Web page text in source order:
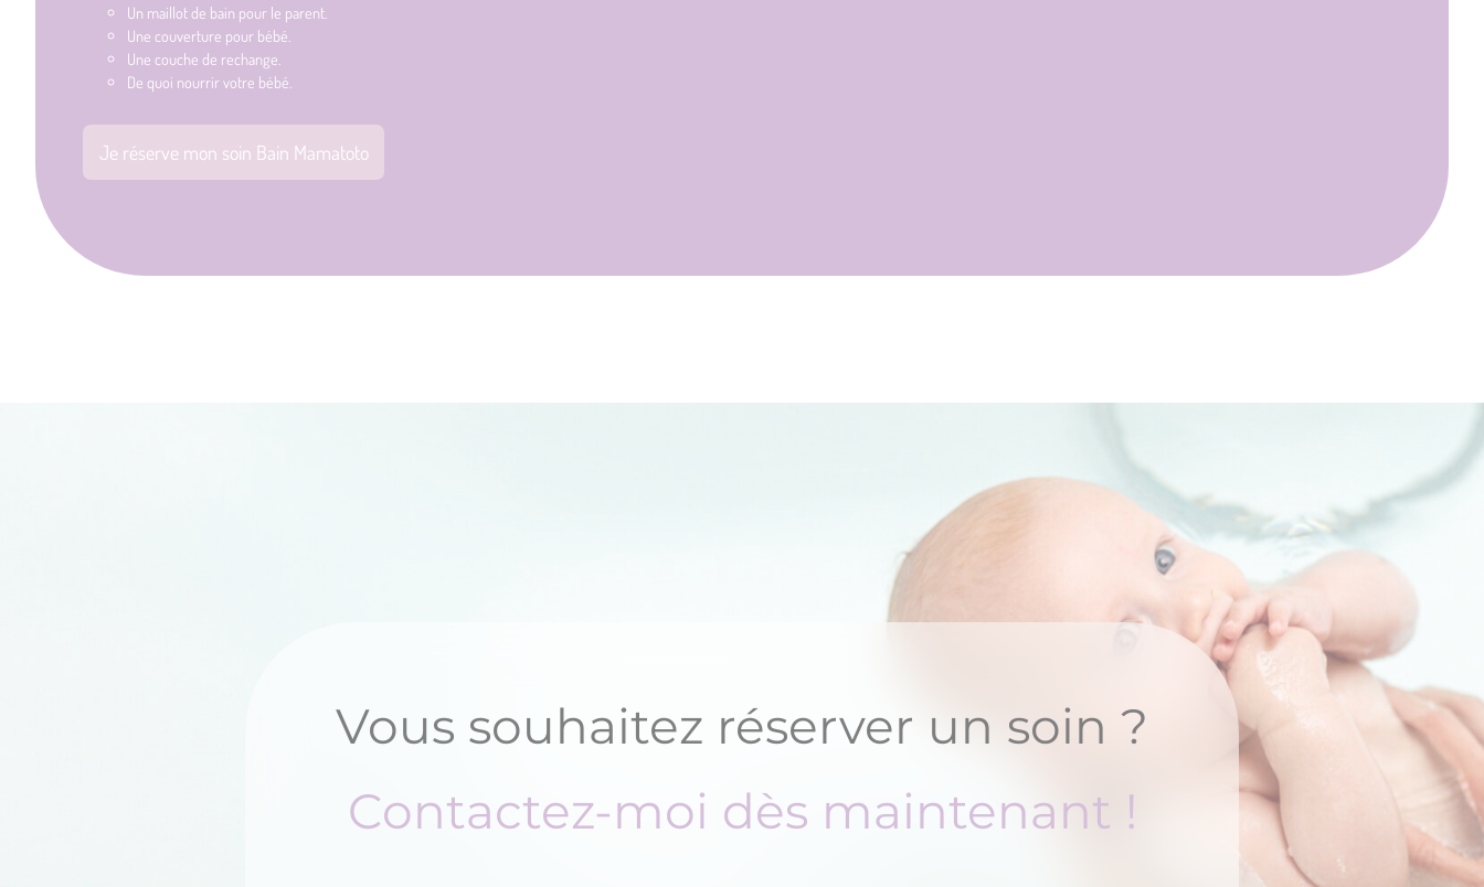
Un maillot de bain pour le parent.
Une couverture pour bébé.
Une couche de rechange.
De quoi nourrir votre bébé.
Je réserve mon soin Bain Mamatoto
Vous souhaitez réserver un soin ?
Contactez-moi dès maintenant !